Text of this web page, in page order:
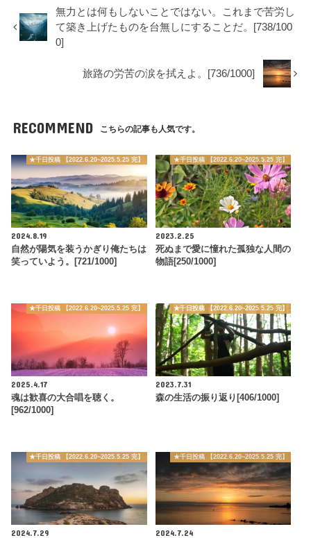
無力とは何もしないことではない。これまで苦労し
て築き上げたものを台無しにすることだ。[738/100
0]
旅路の労苦の涙を拭えよ。[736/1000]
RECOMMEND こちらの記事も人気です。
★千日投稿 【2022.6.20~2025.5.25 完】
2024.8.19
自然が陽気を装うかぎり俺たちは
笑っていよう。[721/1000]
★千日投稿 【2022.6.20~2025.5.25 完】
2023.2.25
死ぬまで愛に憧れた孤独な人間の
物語[250/1000]
★千日投稿 【2022.6.20~2025.5.25 完】
2025.4.17
魂は歓喜の大合唱を聴く。
[962/1000]
★千日投稿 【2022.6.20~2025.5.25 完】
2023.7.31
森の生活の振り返り[406/1000]
★千日投稿 【2022.6.20~2025.5.25 完】
2024.7.29
★千日投稿 【2022.6.20~2025.5.25 完】
2024.7.24